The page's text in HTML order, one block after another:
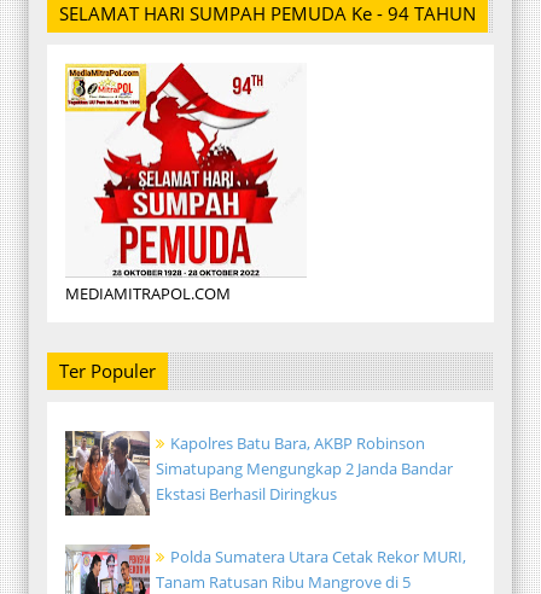
SELAMAT HARI SUMPAH PEMUDA Ke - 94 TAHUN
MEDIAMITRAPOL.COM
Ter Populer
Kapolres Batu Bara, AKBP Robinson
Simatupang Mengungkap 2 Janda Bandar
Ekstasi Berhasil Diringkus
Polda Sumatera Utara Cetak Rekor MURI,
Tanam Ratusan Ribu Mangrove di 5